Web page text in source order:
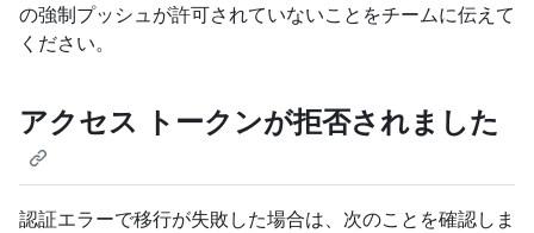
の強制プッシュが許可されていないことをチームに伝えて
ください。
アクセス トークンが拒否されました
認証エラーで移行が失敗した場合は、次のことを確認しま